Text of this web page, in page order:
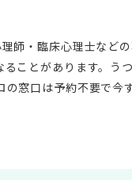
師・臨床心理士な
ことがあります。
窓口は予約不要で